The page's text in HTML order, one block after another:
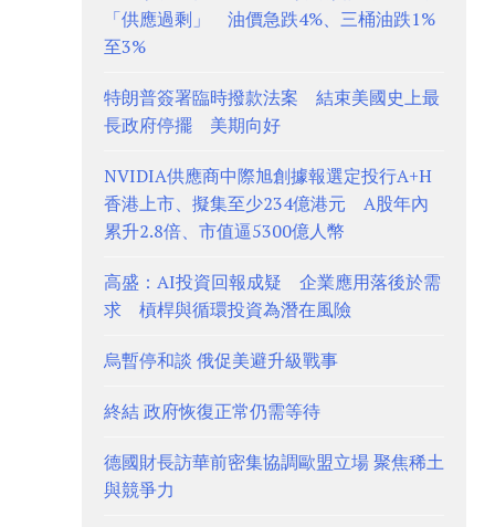
「供應過剩」 油價急跌4%、三桶油跌1%
至3%
特朗普簽署臨時撥款法案 結束美國史上最
長政府停擺 美期向好
NVIDIA供應商中際旭創據報選定投行A+H
香港上市、擬集至少234億港元 A股年內
累升2.8倍、市值逼5300億人幣
高盛：AI投資回報成疑 企業應用落後於需
求 槓桿與循環投資為潛在風險
烏暫停和談 俄促美避升級戰事
終結 政府恢復正常仍需等待
德國財長訪華前密集協調歐盟立場 聚焦稀土
與競爭力